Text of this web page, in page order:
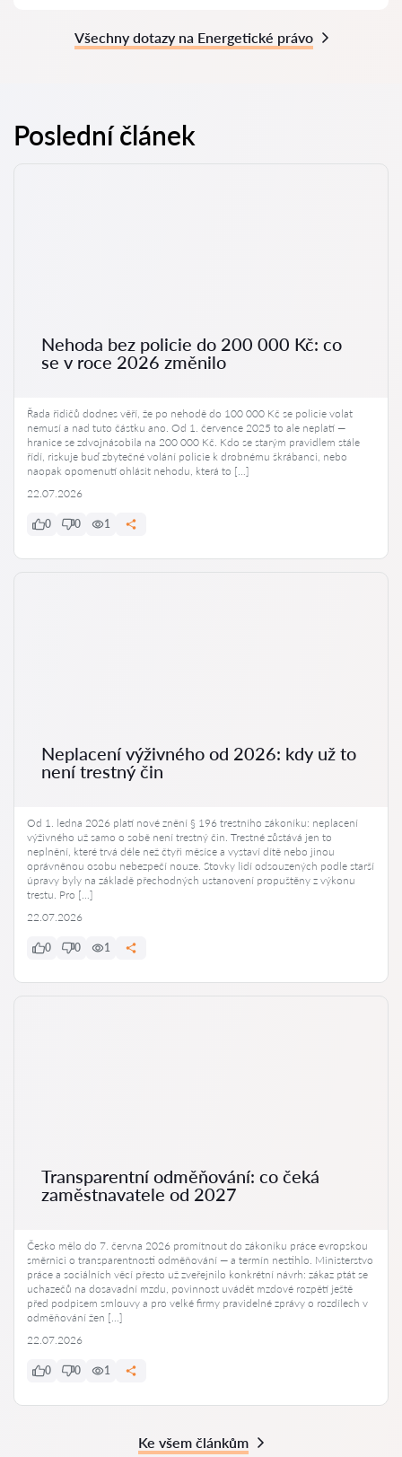
Všechny dotazy na Energetické právo
Poslední článek
Nehoda bez policie do 200 000 Kč: co
se v roce 2026 změnilo
Řada řidičů dodnes věří, že po nehodě do 100 000 Kč se policie volat
nemusí a nad tuto částku ano. Od 1. července 2025 to ale neplatí —
hranice se zdvojnásobila na 200 000 Kč. Kdo se starým pravidlem stále
řídí, riskuje buď zbytečné volání policie k drobnému škrábanci, nebo
naopak opomenutí ohlásit nehodu, která to […]
22.07.2026
0 0 1
Neplacení výživného od 2026: kdy už to
není trestný čin
Od 1. ledna 2026 platí nové znění § 196 trestního zákoníku: neplacení
výživného už samo o sobě není trestný čin. Trestné zůstává jen to
neplnění, které trvá déle než čtyři měsíce a vystaví dítě nebo jinou
oprávněnou osobu nebezpečí nouze. Stovky lidí odsouzených podle starší
úpravy byly na základě přechodných ustanovení propuštěny z výkonu
trestu. Pro […]
22.07.2026
0 0 1
Transparentní odměňování: co čeká
zaměstnavatele od 2027
Česko mělo do 7. června 2026 promítnout do zákoníku práce evropskou
směrnici o transparentnosti odměňování — a termín nestihlo. Ministerstvo
práce a sociálních věcí přesto už zveřejnilo konkrétní návrh: zákaz ptát se
uchazečů na dosavadní mzdu, povinnost uvádět mzdové rozpětí ještě
před podpisem smlouvy a pro velké firmy pravidelné zprávy o rozdílech v
odměňování žen […]
22.07.2026
0 0 1
Ke všem článkům